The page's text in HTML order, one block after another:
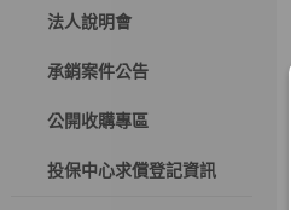
法人說明會
承銷案件公告
公開收購專區
投保中心求償登記資訊